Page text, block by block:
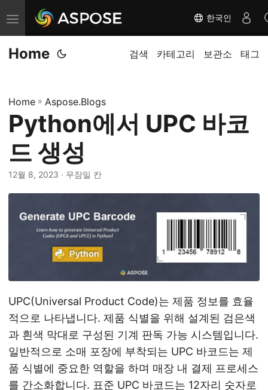
탐
색
전
한국인
Home 검색 카테고리 보관소 태그
Home » Aspose.Blogs
Python에서 UPC 바코
드 생성
12월 8, 2023 · 무잠밀 칸
UPC(Universal Product Code)는 제품 정보를 효율
적으로 나타냅니다. 제품 식별을 위해 설계된 검은색
과 흰색 막대로 구성된 기계 판독 가능 시스템입니다.
일반적으로 소매 포장에 부착되는 UPC 바코드는 제
품 식별에 중요한 역할을 하며 매장 내 결제 프로세스
를 간소화합니다. 표준 UPC 바코드는 12자리 숫자로